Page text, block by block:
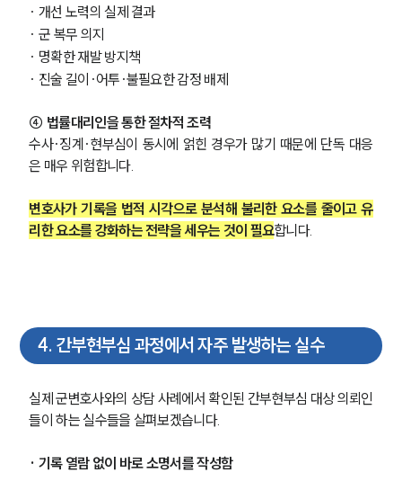
· 개선 노력의 실제 결과
· 군 복무 의지
· 명확한 재발 방지책
· 진술 길이·어투·불필요한 감정 배제
④ 법률대리인을 통한 절차적 조력
수사·징계·현부심이 동시에 얽힌 경우가 많기 때문에 단독 대응
은 매우 위험합니다.
변호사가 기록을 법적 시각으로 분석해 불리한 요소를 줄이고 유
리한 요소를 강화하는 전략을 세우는 것이 필요합니다.
4. 간부현부심 과정에서 자주 발생하는 실수
실제 군변호사와의 상담 사례에서 확인된 간부현부심 대상 의뢰인
들이 하는 실수들을 살펴보겠습니다.
· 기록 열람 없이 바로 소명서를 작성함